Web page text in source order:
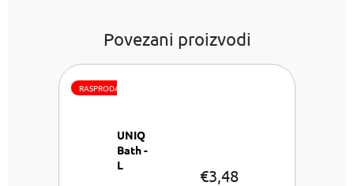
Povezani proizvodi
RASPRODAJA
UNIQ
Bath -
L
€3,48